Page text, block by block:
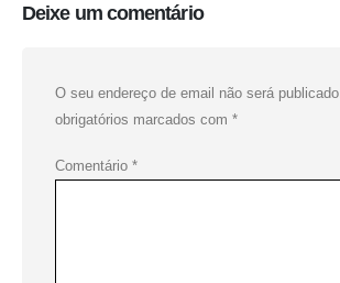
Deixe um comentário
O seu endereço de email não será publicado.
obrigatórios marcados com *
Comentário *